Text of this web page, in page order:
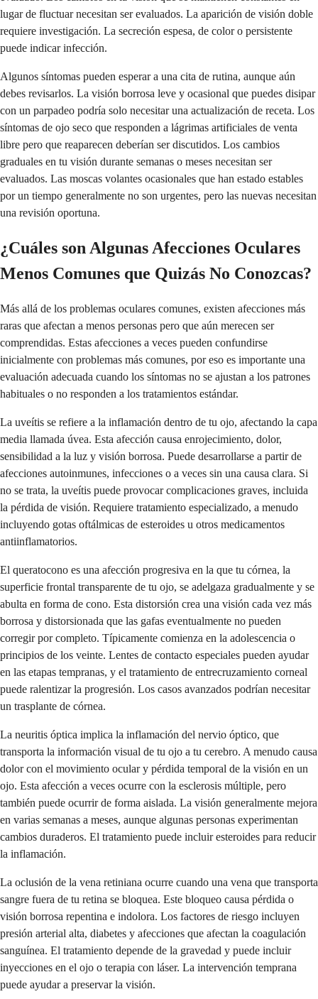
lugar de fluctuar necesitan ser evaluados. La aparición de visión doble
requiere investigación. La secreción espesa, de color o persistente
puede indicar infección.
Algunos síntomas pueden esperar a una cita de rutina, aunque aún
debes revisarlos. La visión borrosa leve y ocasional que puedes disipar
con un parpadeo podría solo necesitar una actualización de receta. Los
síntomas de ojo seco que responden a lágrimas artificiales de venta
libre pero que reaparecen deberían ser discutidos. Los cambios
graduales en tu visión durante semanas o meses necesitan ser
evaluados. Las moscas volantes ocasionales que han estado estables
por un tiempo generalmente no son urgentes, pero las nuevas necesitan
una revisión oportuna.
¿Cuáles son Algunas Afecciones Oculares
Menos Comunes que Quizás No Conozcas?
Más allá de los problemas oculares comunes, existen afecciones más
raras que afectan a menos personas pero que aún merecen ser
comprendidas. Estas afecciones a veces pueden confundirse
inicialmente con problemas más comunes, por eso es importante una
evaluación adecuada cuando los síntomas no se ajustan a los patrones
habituales o no responden a los tratamientos estándar.
La uveítis se refiere a la inflamación dentro de tu ojo, afectando la capa
media llamada úvea. Esta afección causa enrojecimiento, dolor,
sensibilidad a la luz y visión borrosa. Puede desarrollarse a partir de
afecciones autoinmunes, infecciones o a veces sin una causa clara. Si
no se trata, la uveítis puede provocar complicaciones graves, incluida
la pérdida de visión. Requiere tratamiento especializado, a menudo
incluyendo gotas oftálmicas de esteroides u otros medicamentos
antiinflamatorios.
El queratocono es una afección progresiva en la que tu córnea, la
superficie frontal transparente de tu ojo, se adelgaza gradualmente y se
abulta en forma de cono. Esta distorsión crea una visión cada vez más
borrosa y distorsionada que las gafas eventualmente no pueden
corregir por completo. Típicamente comienza en la adolescencia o
principios de los veinte. Lentes de contacto especiales pueden ayudar
en las etapas tempranas, y el tratamiento de entrecruzamiento corneal
puede ralentizar la progresión. Los casos avanzados podrían necesitar
un trasplante de córnea.
La neuritis óptica implica la inflamación del nervio óptico, que
transporta la información visual de tu ojo a tu cerebro. A menudo causa
dolor con el movimiento ocular y pérdida temporal de la visión en un
ojo. Esta afección a veces ocurre con la esclerosis múltiple, pero
también puede ocurrir de forma aislada. La visión generalmente mejora
en varias semanas a meses, aunque algunas personas experimentan
cambios duraderos. El tratamiento puede incluir esteroides para reducir
la inflamación.
La oclusión de la vena retiniana ocurre cuando una vena que transporta
sangre fuera de tu retina se bloquea. Este bloqueo causa pérdida o
visión borrosa repentina e indolora. Los factores de riesgo incluyen
presión arterial alta, diabetes y afecciones que afectan la coagulación
sanguínea. El tratamiento depende de la gravedad y puede incluir
inyecciones en el ojo o terapia con láser. La intervención temprana
puede ayudar a preservar la visión.